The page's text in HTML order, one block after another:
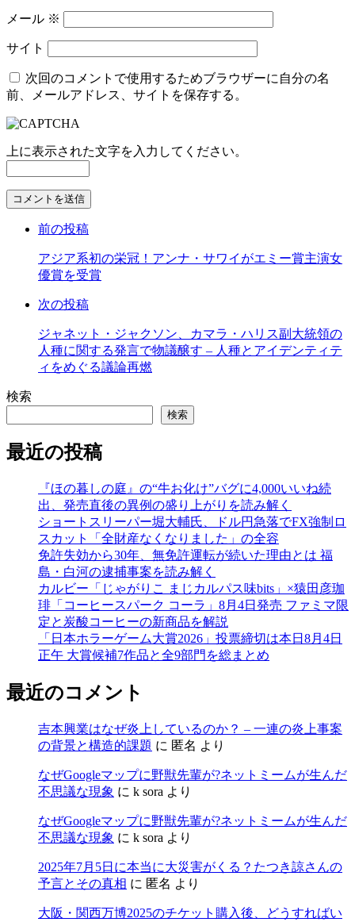
メール ※
サイト
次回のコメントで使用するためブラウザーに自分の名
前、メールアドレス、サイトを保存する。
上に表示された文字を入力してください。
コ
す
る
前の投稿
アジア系初の栄冠！アンナ・サワイがエミー賞主演女
優賞を受賞
次の投稿
ジャネット・ジャクソン、カマラ・ハリス副大統領の
人種に関する発言で物議醸す – 人種とアイデンティテ
ィをめぐる議論再燃
検索
検索
最近の投稿
『ほの暮しの庭』の“牛お化け”バグに4,000いいね続
出、発売直後の異例の盛り上がりを読み解く
ショートスリーパー堀大輔氏、ドル円急落でFX強制ロ
スカット「全財産なくなりました」の全容
免許失効から30年、無免許運転が続いた理由とは 福
島・白河の逮捕事案を読み解く
カルビー「じゃがりこ まじカルパス味bits」×猿田彦珈
琲「コーヒースパーク コーラ」8月4日発売 ファミマ限
定と炭酸コーヒーの新商品を解説
「日本ホラーゲーム大賞2026」投票締切は本日8月4日
正午 大賞候補7作品と全9部門を総まとめ
最近のコメント
吉本興業はなぜ炎上しているのか？ – 一連の炎上事案
の背景と構造的課題 に 匿名 より
なぜGoogleマップに野獣先輩が?ネットミームが生んだ
不思議な現象 に k sora より
なぜGoogleマップに野獣先輩が?ネットミームが生んだ
不思議な現象 に k sora より
2025年7月5日に本当に大災害がくる？たつき諒さんの
予言とその真相 に 匿名 より
大阪・関西万博2025のチケット購入後、どうすればい